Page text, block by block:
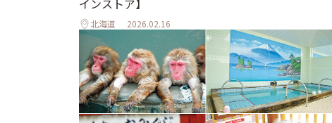
インストア】
北海道 2026.02.16